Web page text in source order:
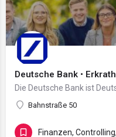
Deutsche Bank • Erkrath
Bahnstraße 50